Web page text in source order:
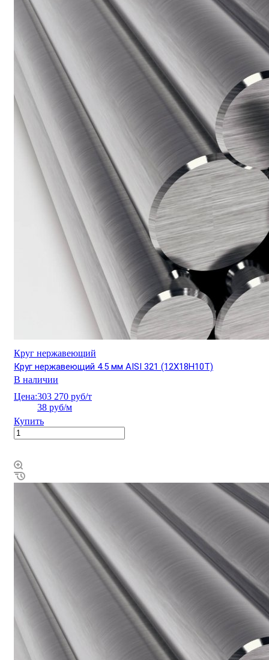
Круг нержавеющий
Круг нержавеющий 4.5 мм AISI 321 (12Х18Н10Т)
В наличии
Цена:303 270 руб/т
38 руб/м
Купить